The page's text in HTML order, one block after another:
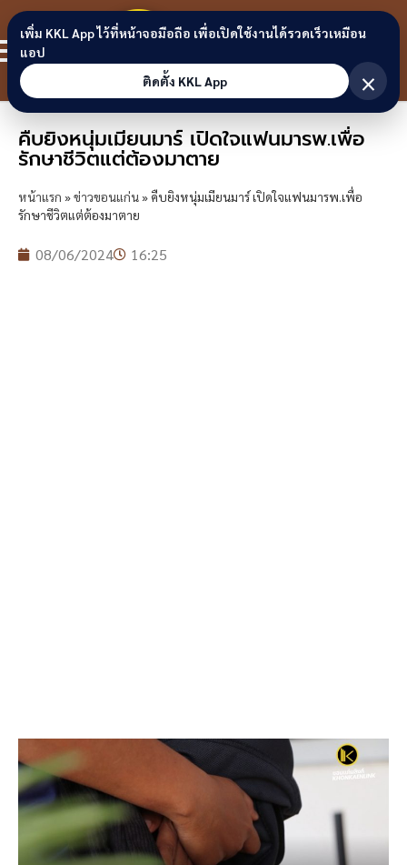
Skip to content
ขอนแก่น
ลิงก์
คืบยิงหนุ่มเมียนมาร์ เปิดใจแฟนมารพ.เพื่อ
รักษาชีวิตแต่ต้องมาตาย
หน้าแรก »ข่าวขอนแก่น» คืบยิงหนุ่มเมียนมาร์ เปิดใจแฟนมารพ.เพื่อ
รักษาชีวิตแต่ต้องมาตาย
08/06/2024 16:25
เพิ่ม KKL App ไว้ที่หน้าจอมือถือ เพื่อเปิดใช้งานได้รวดเร็วเหมือน
แอป
ติดตั้ง KKL App
×